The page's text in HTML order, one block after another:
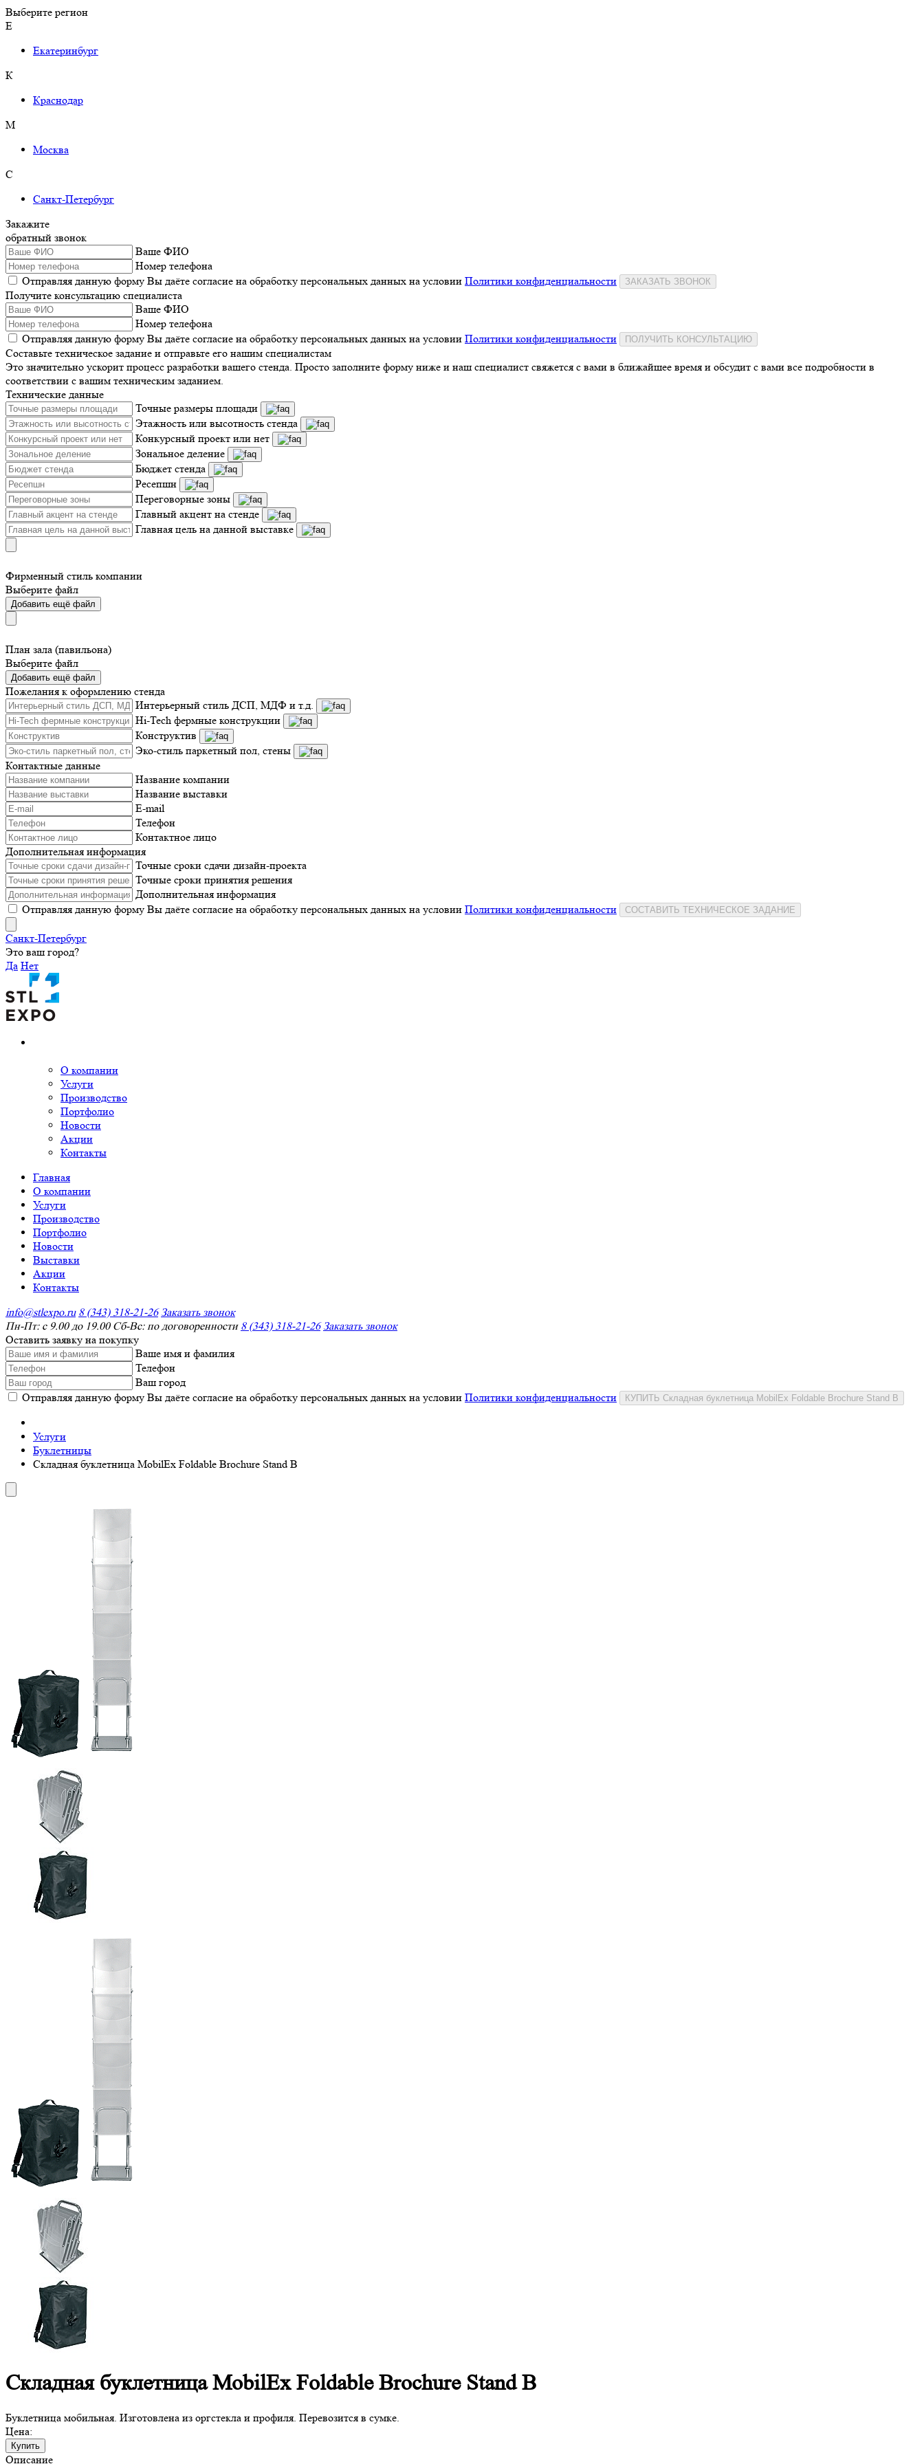
Выберите регион
Е
Екатеринбург
К
Краснодар
М
Москва
С
Санкт-Петербург
Закажите
обратный звонок
Ваше ФИО
Номер телефона
Отправляя данную форму Вы даёте согласие на обработку персональных данных на условии Политики конфиденциальности ЗАКАЗАТЬ ЗВОНОК
Получите консультацию специалиста
Ваше ФИО
Номер телефона
Отправляя данную форму Вы даёте согласие на обработку персональных данных на условии Политики конфиденциальности ПОЛУЧИТЬ КОНСУЛЬТАЦИЮ
Составьте техническое задание и отправьте его нашим специалистам
Это значительно ускорит процесс разработки вашего стенда. Просто заполните форму ниже и наш специалист свяжется с вами в ближайшее время и обсудит с вами все подробности в
соответствии с вашим техническим заданием.
Технические данные
Точные размеры площади
Этажность или высотность стенда
Конкурсный проект или нет
Зональное деление
Бюджет стенда
Ресепшн
Переговорные зоны
Главный акцент на стенде
Главная цель на данной выставке
Фирменный стиль компании
Выберите файл
Добавить ещё файл
План зала (павильона)
Выберите файл
Добавить ещё файл
Пожелания к оформлению стенда
Интерьерный стиль ДСП, МДФ и т.д.
Hi-Tech фермные конструкции
Конструктив
Эко-стиль паркетный пол, стены
Контактные данные
Название компании
Название выставки
E-mail
Телефон
Контактное лицо
Дополнительная информация
Точные сроки сдачи дизайн-проекта
Точные сроки принятия решения
Дополнительная информация
Отправляя данную форму Вы даёте согласие на обработку персональных данных на условии Политики конфиденциальности СОСТАВИТЬ ТЕХНИЧЕСКОЕ ЗАДАНИЕ
Санкт-Петербург
Это ваш город?
Да Нет
О компании
Услуги
Производство
Портфолио
Новости
Акции
Контакты
Главная
О компании
Услуги
Производство
Портфолио
Новости
Выставки
Акции
Контакты
info@stlexpo.ru 8 (343) 318-21-26 Заказать звонок
Пн-Пт: с 9.00 до 19.00 Сб-Вс: по договоренности 8 (343) 318-21-26 Заказать звонок
Оставить заявку на покупку
Ваше имя и фамилия
Телефон
Ваш город
Отправляя данную форму Вы даёте согласие на обработку персональных данных на условии Политики конфиденциальности КУПИТЬ Складная буклетница MobilEx Foldable Brochure Stand B
Услуги
Буклетницы
Складная буклетница MobilEx Foldable Brochure Stand B
Складная буклетница MobilEx Foldable Brochure Stand B
Буклетница мобильная. Изготовлена из оргстекла и профиля. Перевозится в сумке.
Цена:
Купить
Описание